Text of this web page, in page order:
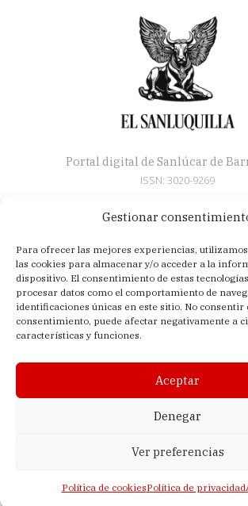
Gestionar
Para ofrecer las mejores experiencias,
las cookies para almacenar y/o acceder a la
dispositivo. El consentimiento de estas
procesar datos como el comportamiento de
identificaciones únicas en este sitio. No
consentimiento, puede afectar negativamente a
características y funciones.
Aceptar
Denegar
Ver preferencias
Política de cookiesPolítica de privacidad
Portal digital de Sanlúcar de
ISSN: 3020-9269
Artículos
Semana Santa
Nosotros
Acerca de
Política de privacidad
Política de cookies (UE)
España) |Lagomedia Digital